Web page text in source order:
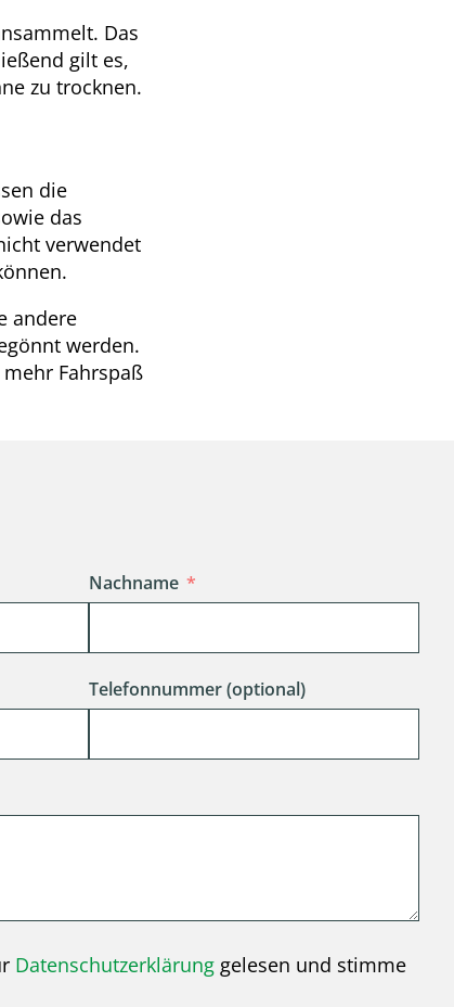
Das
gilt es,
zu trocknen.
die
das
verwendet
andere
werden.
Fahrspaß
Nachname
Telefonnummer (optional)
Datenschutzerklärunggelesen und stimme